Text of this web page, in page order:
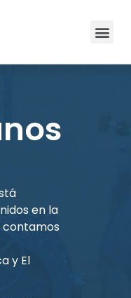
en la
contamos
y El